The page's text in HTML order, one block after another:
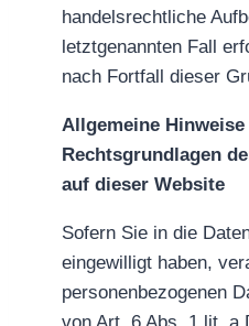
handelsrechtliche
letztgenannten Fall
nach Fortfall dieser
Allgemeine Hinweise
Rechtsgrundlagen
auf dieser Website
Sofern Sie in die
eingewilligt haben,
personenbezogenen